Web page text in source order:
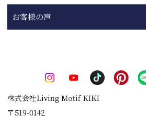
お客様の声
株式会社Living Motif KIKI
〒519-0142